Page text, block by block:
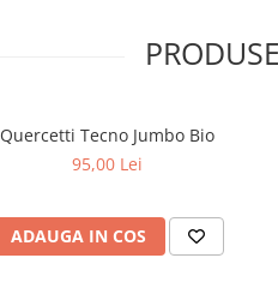
Quercetti Tecno Jumbo Bio
95,00 Lei
ADAUGA IN COS